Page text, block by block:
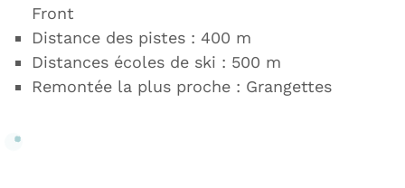
Front
Distance des pistes : 400 m
Distances écoles de ski : 500 m
Remontée la plus proche : Grangettes